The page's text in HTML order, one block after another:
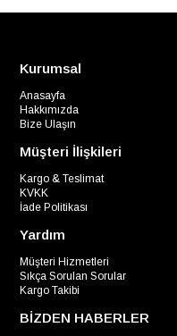
Kurumsal
Anasayfa
Hakkımızda
Bize Ulaşın
Müşteri İlişkileri
Kargo & Teslimat
KVKK
İade Politikası
Yardım
Müşteri Hizmetleri
Sıkça Sorulan Sorular
Kargo Takibi
BİZDEN HABERLER